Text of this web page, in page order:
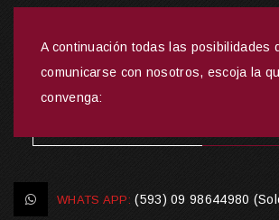
A continuación todas las posibilidades
comunicarse con nosotros, escoja la
convenga:
WHATS APP: (593) 09 98644980